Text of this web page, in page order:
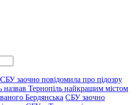
СБУ заочно повідомила про підозру
назвав Тернопіль найкращим містом
Бердянська СБУ заочно